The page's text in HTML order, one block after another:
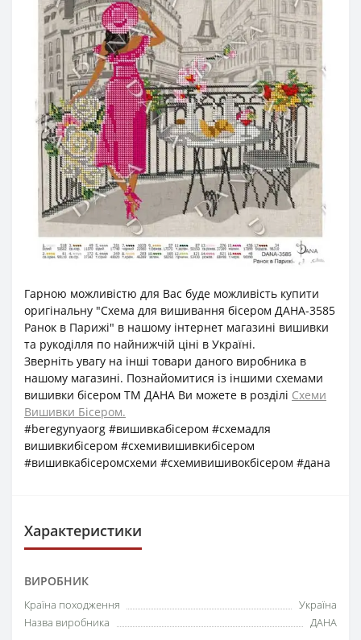
Гарною можливістю для Вас буде можливість купити
оригінальну "Схема для вишивання бісером ДАНА-3585
Ранок в Парижі" в нашому інтернет магазині вишивки
та рукоділля по найнижчій ціні в Україні.
Зверніть увагу на інші товари даного виробника в
нашому магазині. Познайомитися із іншими схемами
вишивки бісером ТМ ДАНА Ви можете в розділі Схеми
Вишивки Бісером.
#beregynyaorg #вишивкабісером #схемадля
вишивкибісером #схемивишивкибісером
#вишивкабісеромсхеми #схемивишивокбісером #дана
Характеристики
ВИРОБНИК
Країна походження
Україна
Назва виробника
ДАНА